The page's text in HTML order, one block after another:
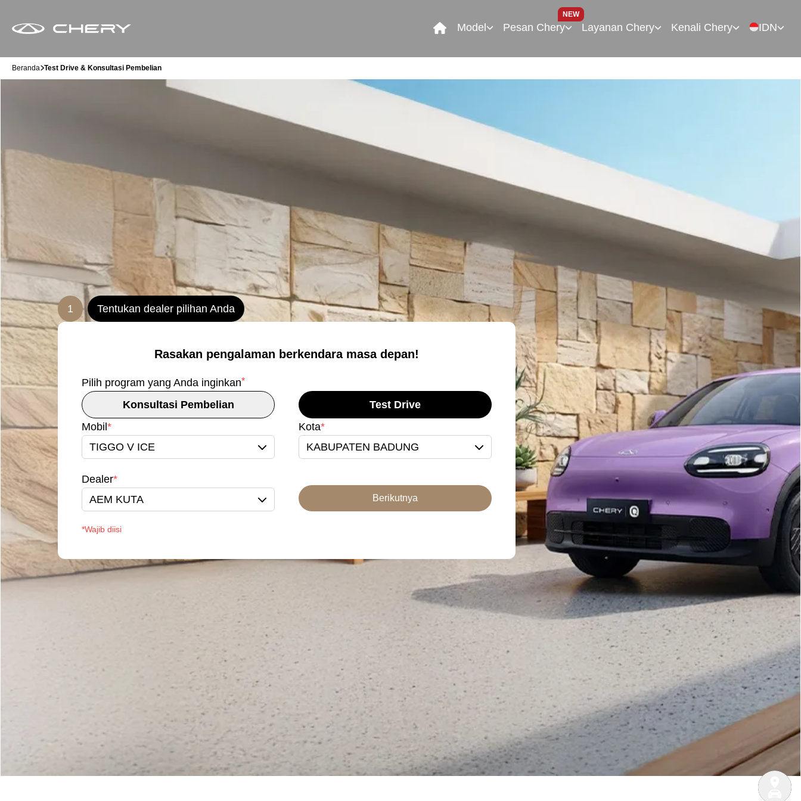
Model Pesan Chery
NEW
Layanan Chery Kenali Chery IDN
Beranda Test Drive & Konsultasi Pembelian
1 Tentukan dealer pilihan Anda
Rasakan pengalaman berkendara masa depan!
Pilih program yang Anda inginkan*
Konsultasi Pembelian
Test Drive
Mobil *
TIGGO V ICE
Kota*
KABUPATEN BADUNG
Dealer*
AEM KUTA
Berikutnya
*Wajib diisi